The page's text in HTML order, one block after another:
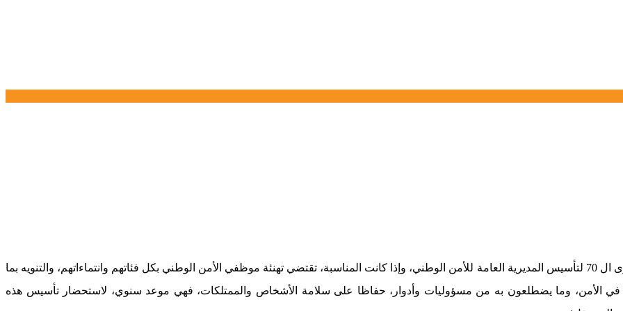
تحتفي أسرة الأمن الوطني ومن ورائها الشعب المغربي قاطبة، بالذكرى ال 70 لتأسيس المديرية العامة للأمن الوطني، وإذا كانت المناسبة، تقتضي تهنئة موظفي الأمن الوطني بكل فئاتهم وانتماءاتهم، والتنويه بما
الأمن، وما يضطلعون به من مسؤوليات وأدوار، حفاظا على سلامة الأشخاص والممتلكات، فهي موعد سنوي، لاستحضار تأسيس هذه